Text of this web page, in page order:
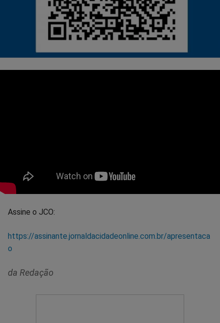
Assine o JCO:
https://assinante.jornaldacidadeonline.com.br/apresentaca
o
da Redação